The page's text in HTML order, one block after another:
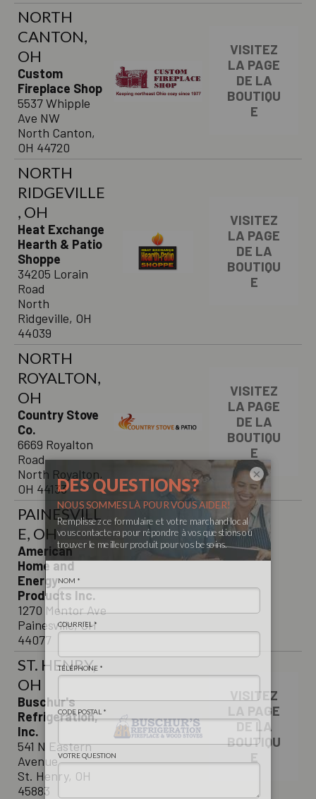
NORTH
CANTON,
OH
Custom
Fireplace Shop
5537 Whipple
Ave NW
North Canton,
OH 44720
VISITEZ
LA PAGE
DE LA
BOUTIQU
E
NORTH
RIDGEVILLE
, OH
Heat Exchange
Hearth & Patio
Shoppe
34205 Lorain
Road
North
Ridgeville, OH
44039
VISITEZ
LA PAGE
DE LA
BOUTIQU
E
NORTH
ROYALTON,
OH
Country Stove
Co.
6669 Royalton
Road
North Royalton,
OH 44133
VISITEZ
LA PAGE
DE LA
BOUTIQU
E
PAINESVILL
E, OH
American
Home and
Energy
Products Inc.
1270 Mentor Ave
Painesville, OH
44077
ST. HENRY,
OH
Buschur's
Refrigeration,
Inc.
541 N Eastern
Avenue
St. Henry, OH
45883
VISITEZ
LA PAGE
DE LA
BOUTIQU
E
×